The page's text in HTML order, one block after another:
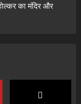
का मंदिर और